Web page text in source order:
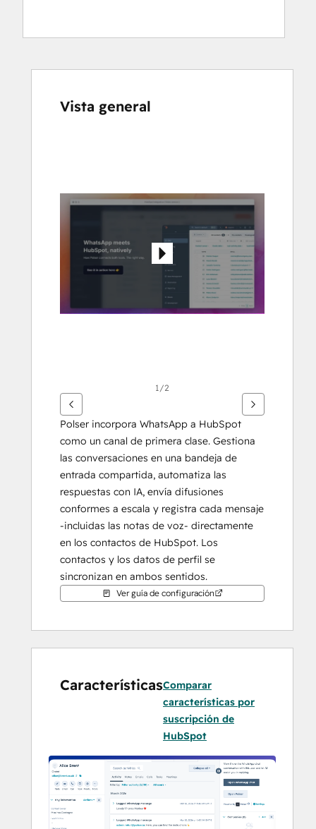
Vista general
flecha
elementos
1/2
Polser incorpora WhatsApp a HubSpot
como un canal de primera clase. Gestiona
las conversaciones en una bandeja de
entrada compartida, automatiza las
respuestas con IA, envía difusiones
conformes a escala y registra cada mensaje
-incluidas las notas de voz- directamente
en los contactos de HubSpot. Los
contactos y los datos de perfil se
sincronizan en ambos sentidos.
Ver guía de configuración
CaracterísticasComparar
características por
suscripción de
HubSpot